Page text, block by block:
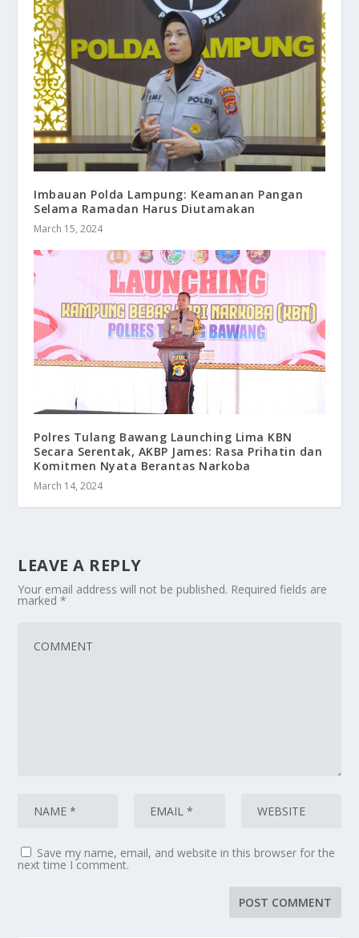
Imbauan Polda Lampung: Keamanan Pangan
Selama Ramadan Harus Diutamakan
March 15, 2024
Polres Tulang Bawang Launching Lima KBN
Secara Serentak, AKBP James: Rasa Prihatin dan
Komitmen Nyata Berantas Narkoba
March 14, 2024
LEAVE A REPLY
Your email address will not be published. Required fields are
marked*
Save my name, email, and website in this browser for the
next time I comment.